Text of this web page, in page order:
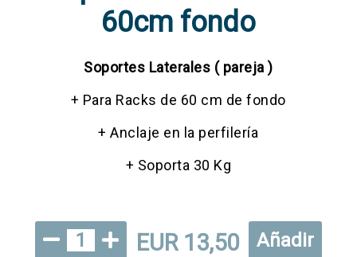
60cm fondo
Soportes Laterales ( pareja )
+ Para Racks de 60 cm de fondo
+ Anclaje en la perfilería
+ Soporta 30 Kg
1 EUR 13,50 Añadir